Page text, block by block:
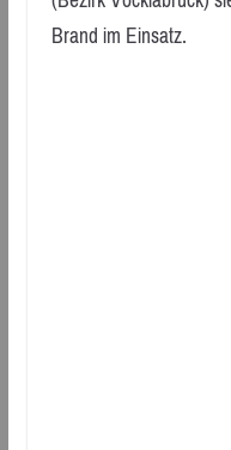
Brand im Einsatz.